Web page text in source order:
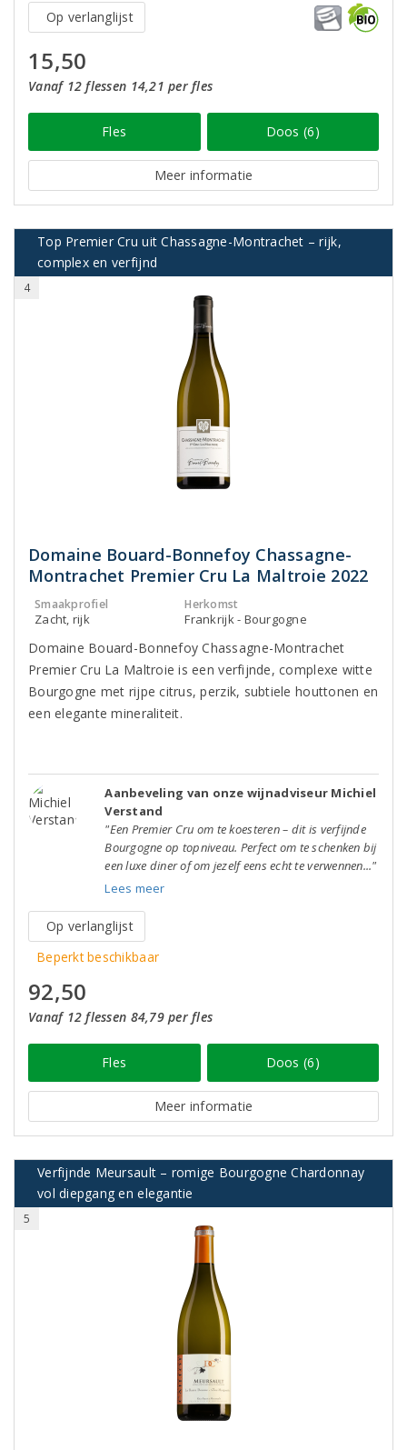
Op verlanglijst
15,50
Vanaf 12 flessen 14,21 per fles
Fles Doos (6)
Meer informatie
Top Premier Cru uit Chassagne-Montrachet – rijk,
complex en verfijnd
4
Domaine Bouard-Bonnefoy Chassagne-
Montrachet Premier Cru La Maltroie 2022
Smaakprofiel
Zacht, rijk
Herkomst
Frankrijk - Bourgogne
Domaine Bouard-Bonnefoy Chassagne-Montrachet
Premier Cru La Maltroie is een verfijnde, complexe witte
Bourgogne met rijpe citrus, perzik, subtiele houttonen en
een elegante mineraliteit.
Aanbeveling van onze wijnadviseur Michiel
Verstand
"Een Premier Cru om te koesteren – dit is verfijnde
Bourgogne op topniveau. Perfect om te schenken bij
een luxe diner of om jezelf eens echt te verwennen..."
Lees meer
Op verlanglijst
Beperkt beschikbaar
92,50
Vanaf 12 flessen 84,79 per fles
Fles Doos (6)
Meer informatie
Verfijnde Meursault – romige Bourgogne Chardonnay
vol diepgang en elegantie
5